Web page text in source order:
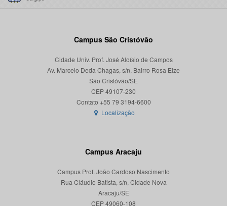
Campus São Cristóvão
Cidade Univ. Prof. José Aloísio de Campos
Av. Marcelo Deda Chagas, s/n, Bairro Rosa Elze
São Cristóvão/SE
CEP 49107-230
Localização
Campus Aracaju
Campus Prof. João Cardoso Nascimento
Rua Cláudio Batista, s/n, Cidade Nova
Aracaju/SE
CEP 49060-108